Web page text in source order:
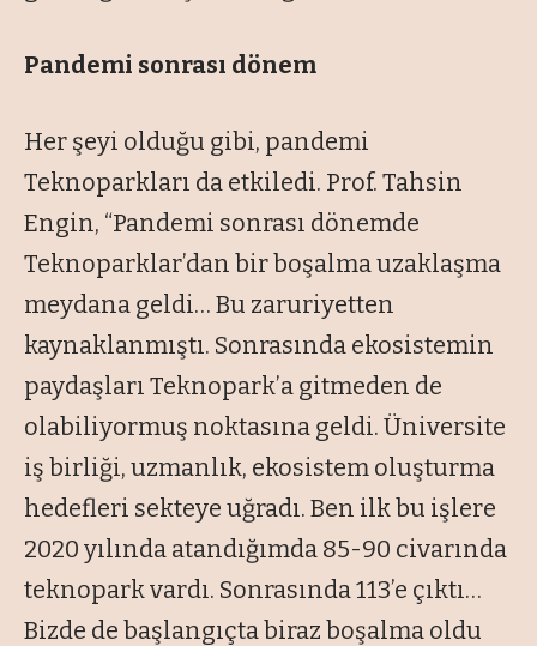
Pandemi sonrası dönem
Her şeyi olduğu gibi, pandemi
Teknoparkları da etkiledi. Prof. Tahsin
Engin, “Pandemi sonrası dönemde
Teknoparklar’dan bir boşalma uzaklaşma
meydana geldi… Bu zaruriyetten
kaynaklanmıştı. Sonrasında ekosistemin
paydaşları Teknopark’a gitmeden de
olabiliyormuş noktasına geldi. Üniversite
iş birliği, uzmanlık, ekosistem oluşturma
hedefleri sekteye uğradı. Ben ilk bu işlere
2020 yılında atandığımda 85-90 civarında
teknopark vardı. Sonrasında 113’e çıktı…
Bizde de başlangıçta biraz boşalma oldu